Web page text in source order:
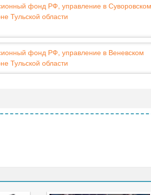
фонд РФ, управление в Суворовском
Тульской области
фонд РФ, управление в Веневском
Тульской области